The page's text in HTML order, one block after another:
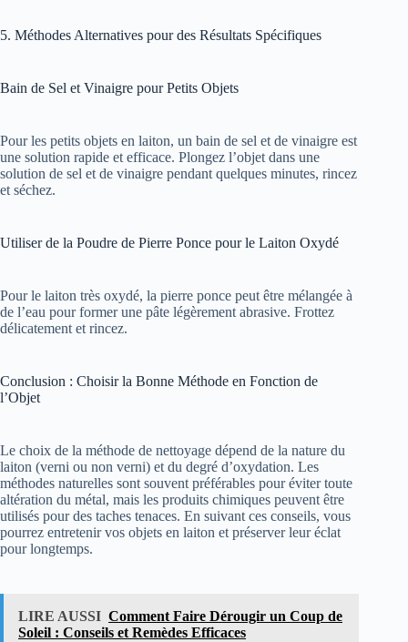
5. Méthodes Alternatives pour des Résultats Spécifiques
Bain de Sel et Vinaigre pour Petits Objets
Pour les petits objets en laiton, un bain de sel et de vinaigre est
une solution rapide et efficace. Plongez l’objet dans une
solution de sel et de vinaigre pendant quelques minutes, rincez
et séchez.
Utiliser de la Poudre de Pierre Ponce pour le Laiton Oxydé
Pour le laiton très oxydé, la pierre ponce peut être mélangée à
de l’eau pour former une pâte légèrement abrasive. Frottez
délicatement et rincez.
Conclusion : Choisir la Bonne Méthode en Fonction de
l’Objet
Le choix de la méthode de nettoyage dépend de la nature du
laiton (verni ou non verni) et du degré d’oxydation. Les
méthodes naturelles sont souvent préférables pour éviter toute
altération du métal, mais les produits chimiques peuvent être
utilisés pour des taches tenaces. En suivant ces conseils, vous
pourrez entretenir vos objets en laiton et préserver leur éclat
pour longtemps.
LIRE AUSSI Comment Faire Dérougir un Coup de
Soleil : Conseils et Remèdes Efficaces